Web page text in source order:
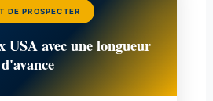
DE PROSPECTER
USA avec une longueur
d'avance